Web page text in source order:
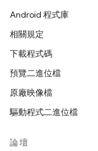
Android 程式庫
相關規定
下載程式碼
預覽二進位檔
原廠映像檔
驅動程式二進位檔
論壇